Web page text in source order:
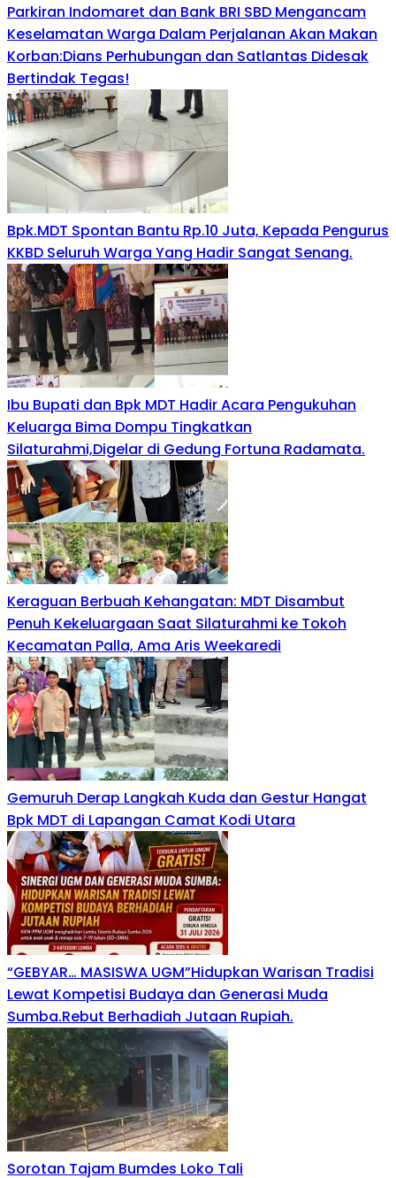
Parkiran Indomaret dan Bank BRI SBD Mengancam
Keselamatan Warga Dalam Perjalanan Akan Makan
Korban:Dians Perhubungan dan Satlantas Didesak
Bertindak Tegas!
Bpk.MDT Spontan Bantu Rp.10 Juta, Kepada Pengurus
KKBD Seluruh Warga Yang Hadir Sangat Senang.
Ibu Bupati dan Bpk MDT Hadir Acara Pengukuhan
Keluarga Bima Dompu Tingkatkan
Silaturahmi,Digelar di Gedung Fortuna Radamata.
Keraguan Berbuah Kehangatan: MDT Disambut
Penuh Kekeluargaan Saat Silaturahmi ke Tokoh
Kecamatan Palla, Ama Aris Weekaredi
Gemuruh Derap Langkah Kuda dan Gestur Hangat
Bpk MDT di Lapangan Camat Kodi Utara
“GEBYAR… MASISWA UGM”Hidupkan Warisan Tradisi
Lewat Kompetisi Budaya dan Generasi Muda
Sumba.Rebut Berhadiah Jutaan Rupiah.
Sorotan Tajam Bumdes Loko Tali